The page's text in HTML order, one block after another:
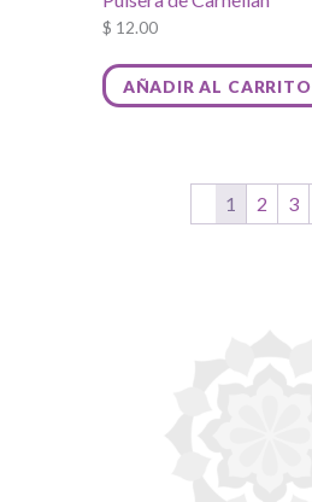
$ 12.00
AÑADIR AL CARRITO
1 2 3